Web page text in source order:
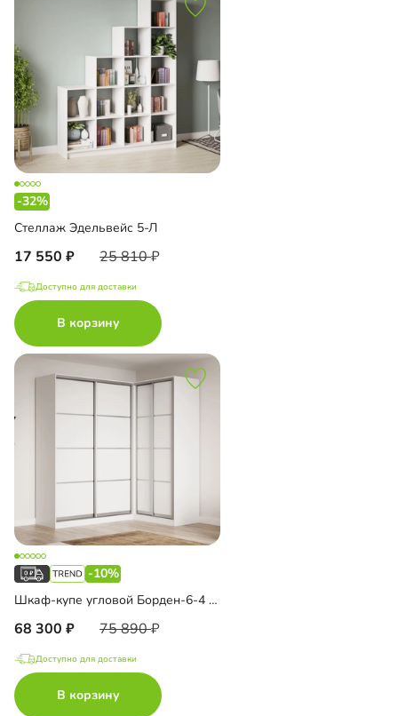
-32%
Стеллаж Эдельвейс 5-Л
17 550 25 810
Доступно для доставки
В корзину
-10%
Шкаф-купе угловой Борден-6-4 1600
68 300 75 890
Доступно для доставки
В корзину